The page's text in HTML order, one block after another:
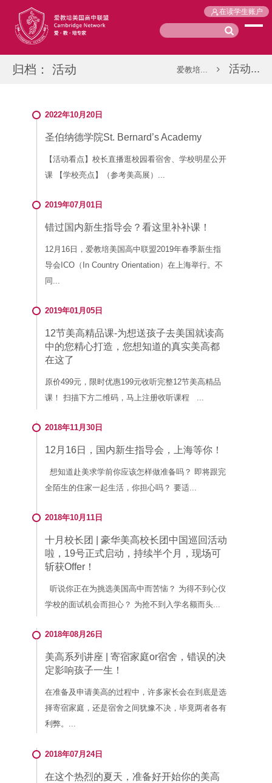
在读学生账户
归档： 活动 爱教培... 活动...
2022年10月20日
圣伯纳德学院St. Bernard’s Academy
【活动看点】校长直播逛校园看宿舍、学校明星公开
课 【学校亮点】（参考美高展）...
2019年07月01日
错过国内新生指导会？看这里补补课！
12月16日，爱教培美国高中联盟2019年春季新生指
导会ICO（In Country Orientation）在上海举行。不
同...
2019年01月05日
12节美高精品课-为想送孩子去美国就读高
中的您精心打造，您想知道的真实美高都
在这了
原价499元，限时优惠199元收听完整12节美高精品
课！ 扫描下方二维码，马上注册收听课程 ...
2018年11月30日
12月16日，国内新生指导会，上海等你！
想知道赴美求学前你应该怎样做准备吗？ 即将跟完
全陌生的住家一起生活，你担心吗？ 要适...
2018年10月11日
十月校长团 | 豪华美高校长团中国巡回活动
啦，19号正式启动，持续半个月，现场可
斩获Offer！
听说你正在为挑选美国高中而苦恼？ 为得不到心仪
学校的面试机会而担心？ 为抢不到入学名额而头...
2018年08月26日
美高系列讲座 | 寄宿家庭or宿舍，错误的决
定影响孩子一生！
在准备及申请美高的过程中，许多家长会在到底是选
择寄宿家庭，还是宿舍之间犹豫不决，毕竟两者各有
利弊。...
2018年07月24日
在这个热烈的夏天，准备好开始你的美高